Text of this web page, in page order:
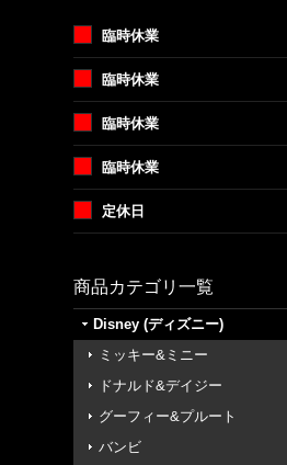
臨時休業
臨時休業
臨時休業
臨時休業
定休日
商品カテゴリ一覧
Disney (ディズニー)
ミッキー&ミニー
ドナルド&デイジー
グーフィー&プルート
バンビ